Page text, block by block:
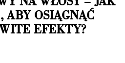
ABY OSIĄGNĄĆ
EFEKTY?